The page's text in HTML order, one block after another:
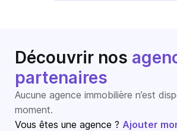
Découvrir nos
partenaires
Aucune agence immobilière n’est
moment.
Vous êtes une agence ? Ajouter